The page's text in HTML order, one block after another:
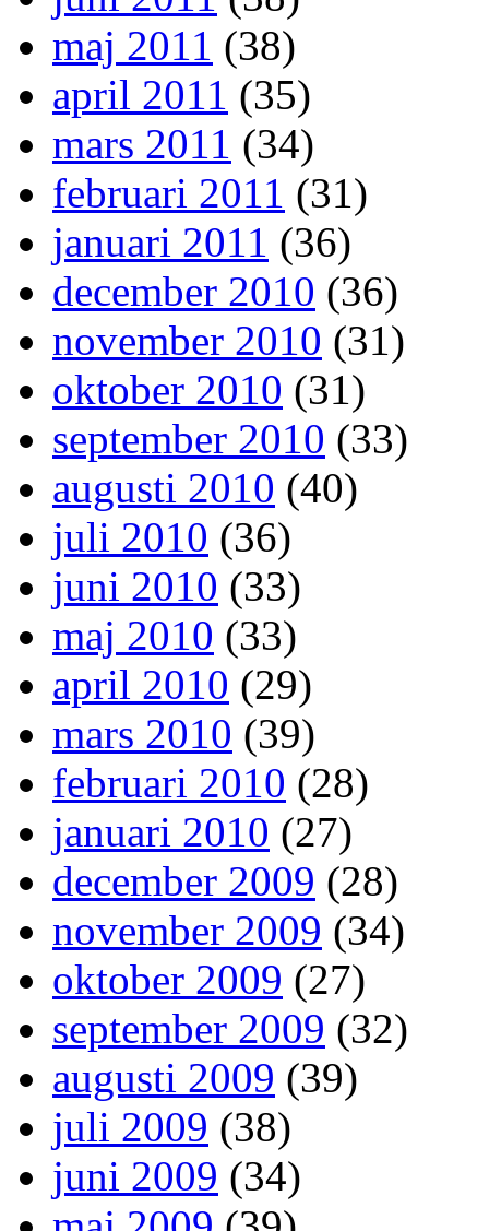
maj 2011 (38)
april 2011 (35)
mars 2011 (34)
februari 2011 (31)
januari 2011 (36)
december 2010 (36)
november 2010 (31)
oktober 2010 (31)
september 2010 (33)
augusti 2010 (40)
juli 2010 (36)
juni 2010 (33)
maj 2010 (33)
april 2010 (29)
mars 2010 (39)
februari 2010 (28)
januari 2010 (27)
december 2009 (28)
november 2009 (34)
oktober 2009 (27)
september 2009 (32)
augusti 2009 (39)
juli 2009 (38)
juni 2009 (34)